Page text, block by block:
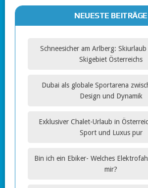
NEUESTE BEITRÄGE
Schneesicher am Arlberg:
Skigebiet Österreichs
Dubai als globale Sportarena
Design und Dynamik
Exklusiver Chalet-Urlaub in
Sport und Luxus pur
Bin ich ein Ebiker- Welches
mir?